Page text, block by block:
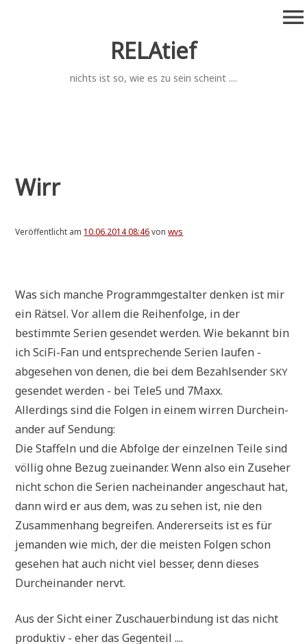
RELAtief
nichts ist so, wie es zu sein scheint ....
menu
Wirr
Veröffentlicht am 10.06.2014 08:46vonwvs
Was sich man­che Pro­gramm­ge­stal­ter den­ken ist mir
ein Rät­sel. Vor allem die Rei­hen­fol­ge, in der
bestimm­te Seri­en gesen­det wer­den. Wie bekannt bin
ich Sci­Fi-Fan und ent­spre­chen­de Seri­en lau­fen -
abge­se­hen von denen, die bei dem Bezahl­sen­derSKY
gesen­det wer­den - bei Tele5 und 7Maxx.
Aller­dings sind die Fol­gen in einem wir­ren Durch­ein­
an­der auf Sendung:
Die Staf­feln und die Abfol­ge der ein­zel­nen Tei­le sind
völ­lig ohne Bezug zuein­an­der. Wenn also ein Zuse­her
nicht schon die Seri­en nach­ein­an­der ange­schaut hat,
dann wird er aus dem, was zu sehen ist, nie den
Zusam­men­hang begrei­fen. Ande­rer­seits ist es für
jeman­den wie mich, der die mei­sten Fol­gen schon
gese­hen hat auch nicht viel bes­ser, denn die­ses
Durch­ein­an­der nervt.
Aus der Sicht einer Zuschau­er­bin­dung ist das nicht
pro­duk­tiv - eher das Gegenteil ....